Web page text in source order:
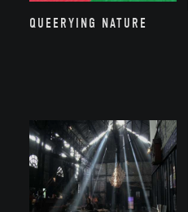
QUEERYING NATURE